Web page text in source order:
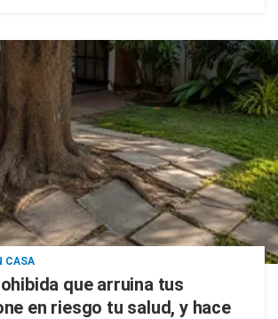
CASA
que arruina tus
en riesgo tu salud, y hace